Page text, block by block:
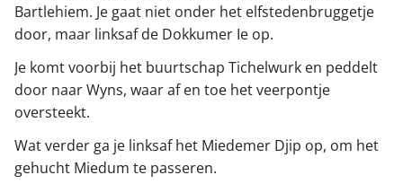
Bartlehiem. Je gaat niet onder het elfstedenbruggetje
door, maar linksaf de Dokkumer Ie op.
Je komt voorbij het buurtschap Tichelwurk en peddelt
door naar Wyns, waar af en toe het veerpontje
oversteekt.
Wat verder ga je linksaf het Miedemer Djip op, om het
gehucht Miedum te passeren.